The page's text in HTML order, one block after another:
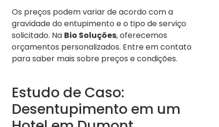
Os preços podem variar de acordo com a
gravidade do entupimento e o tipo de serviço
solicitado. Na Bio Soluções, oferecemos
orçamentos personalizados. Entre em contato
para saber mais sobre preços e condições.
Estudo de Caso:
Desentupimento em um